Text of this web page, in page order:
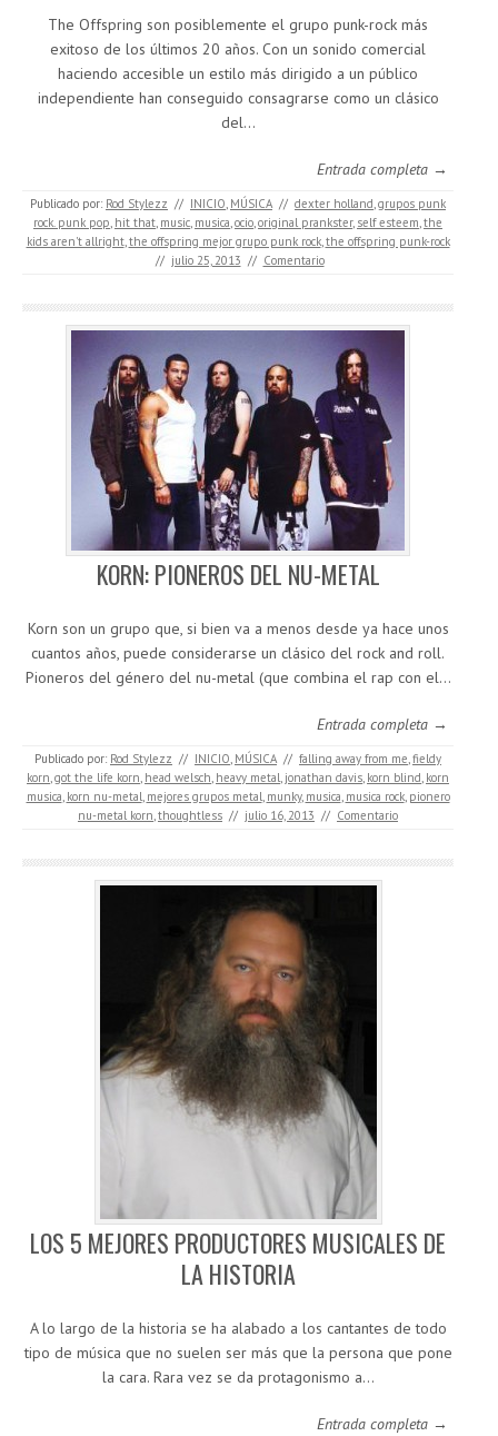
The Offspring son posiblemente el grupo punk-rock más
exitoso de los últimos 20 años. Con un sonido comercial
haciendo accesible un estilo más dirigido a un público
independiente han conseguido consagrarse como un clásico
del…
Entrada completa →
Publicado por: Rod Stylezz // INICIO, MÚSICA // dexter holland,grupos punk
rock. punk pop, hit that, music, musica,ocio,original prankster, self esteem,the
kids aren't allright,the offspring mejor grupo punk rock,the offspring punk-rock
// julio 25, 2013 // Comentario
KORN: PIONEROS DEL NU-METAL
Korn son un grupo que, si bien va a menos desde ya hace unos
cuantos años, puede considerarse un clásico del rock and roll.
Pioneros del género del nu-metal (que combina el rap con el…
Entrada completa →
Publicado por: Rod Stylezz // INICIO, MÚSICA // falling away from me,fieldy
korn,got the life korn, head welsch, heavy metal, jonathan davis, korn blind, korn
musica, korn nu-metal, mejores grupos metal, munky, musica, musica rock, pionero
nu-metal korn,thoughtless // julio 16, 2013 // Comentario
LOS 5 MEJORES PRODUCTORES MUSICALES DE
LA HISTORIA
A lo largo de la historia se ha alabado a los cantantes de todo
tipo de música que no suelen ser más que la persona que pone
la cara. Rara vez se da protagonismo a…
Entrada completa →